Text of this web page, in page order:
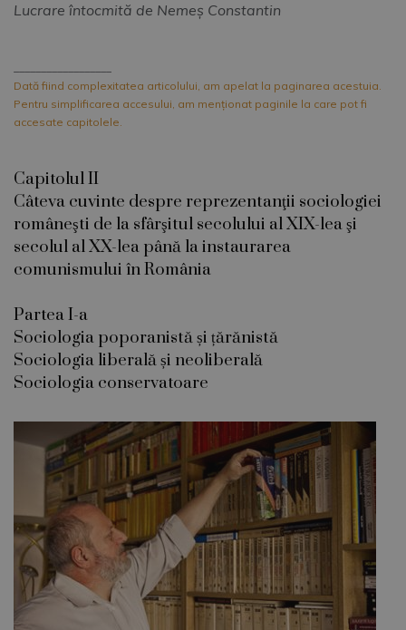
Lucrare întocmită de Nemeş Constantin
Dată fiind complexitatea articolului, am apelat la paginarea acestuia.
Pentru simplificarea accesului, am menționat paginile la care pot fi
accesate capitolele.
Capitolul II
Câteva cuvinte despre reprezentanţii sociologiei
româneşti de la sfârşitul secolului al XIX-lea şi
secolul al XX-lea până la instaurarea
comunismului în România
Partea I-a
Sociologia poporanistă și țărănistă
Sociologia liberală și neoliberală
Sociologia conservatoare